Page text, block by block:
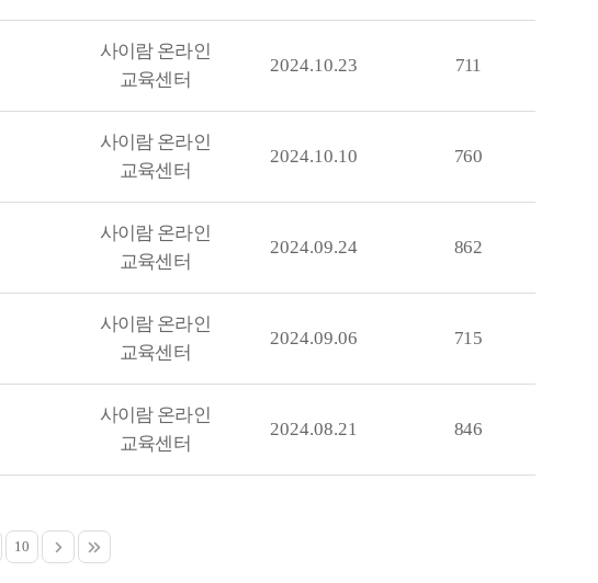
사이람 온라인
교육센터
2024.10.23 711
사이람 온라인
교육센터
2024.10.10 760
사이람 온라인
교육센터
2024.09.24 862
사이람 온라인
교육센터
2024.09.06 715
사이람 온라인
교육센터
2024.08.21 846
10